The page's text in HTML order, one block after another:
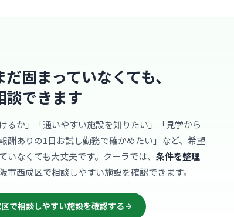
固まっていなくても、
談できます
けるか」「通いやすい施設を知りたい」「見学から
酬ありの1日お試し勤務で確かめたい」など、希望
いなくても大丈夫です。クーラでは、 条件を整理
市西成区で相談しやすい施設を確認できます。
で相談しやすい施設を確認する